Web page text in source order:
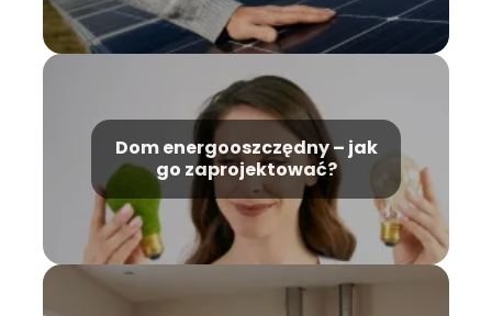
Dom energooszczędny – jak
go zaprojektować?